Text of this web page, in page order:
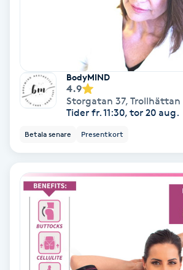
Gua Sha-massage
Hatha Yoga
Headspa
Healing
Herrklippning
BodyMIND
4.9
Storgatan 37, Trollhättan
Tider fr. 11:30, tor 20 aug.
Betala senare Presentkort